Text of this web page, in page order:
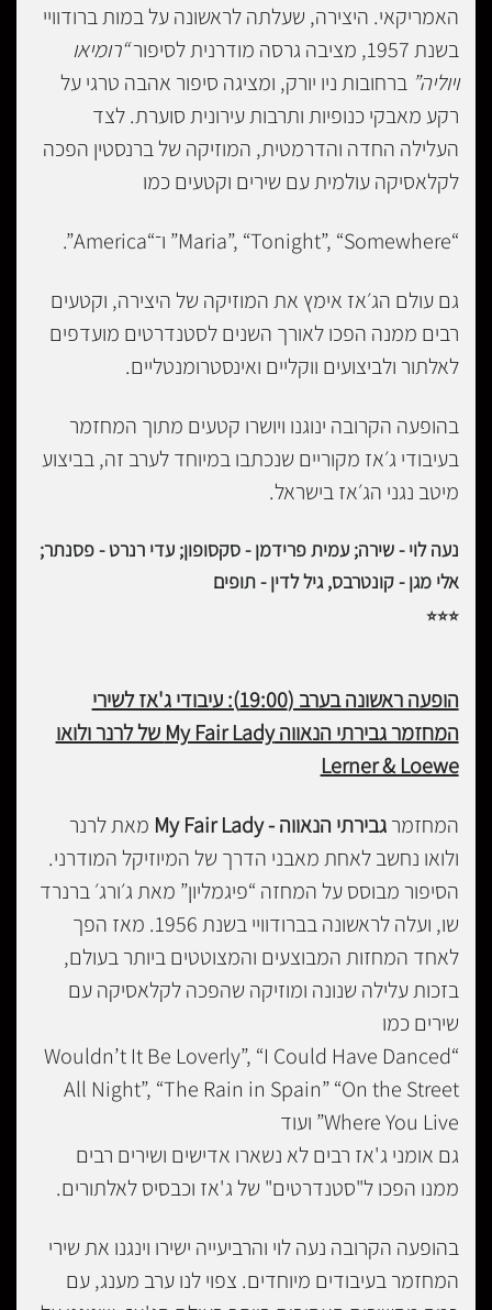
האמריקאי. היצירה, שעלתה לראשונה על במות ברודוויי
בשנת 1957, מציבה גרסה מודרנית לסיפור
“רומיאו
ויוליה” ברחובות ניו יורק, ומציגה סיפור אהבה טרגי על
רקע מאבקי כנופיות ותרבות עירונית סוערת. לצד
העלילה החדה והדרמטית, המוזיקה של ברנסטין הפכה
לקלאסיקה עולמית עם שירים וקטעים כמו
“Maria”, “Tonight”, “Somewhere” ו־“America”.
גם עולם הג׳אז אימץ את המוזיקה של היצירה, וקטעים
רבים ממנה הפכו לאורך השנים לסטנדרטים מועדפים
לאלתור ולביצועים ווקליים ואינסטרומנטליים.
בהופעה הקרובה ינוגנו ויושרו קטעים מתוך המחזמר
בעיבודי ג׳אז מקוריים שנכתבו במיוחד לערב זה, בביצוע
מיטב נגני הג׳אז בישראל.
נעה לוי - שירה; עמית פרידמן - סקסופון; עדי רנרט - פסנתר;
אלי מגן - קונטרבס, גיל לדין - תופים
⭐
⭐
⭐
הופעה ראשונה בערב (19:00): עיבודי ג'אז לשירי
המחזמר גבירתי הנאווה My Fair Lady של לרנר ולואו
Lerner & Loewe
המחזמרגבירתי הנאווה - My Fair Lady
מאת לרנר
ולואו נחשב לאחת מאבני הדרך של המיוזיקל המודרני.
הסיפור מבוסס על המחזה “פיגמליון” מאת ג׳ורג׳ ברנרד
שו, ועלה לראשונה בברודוויי בשנת 1956. מאז הפך
לאחד המחזות המבוצעים והמצוטטים ביותר בעולם,
בזכות עלילה שנונה ומוזיקה שהפכה לקלאסיקה עם
שירים כמו
“Wouldn’t It Be Loverly”, “I Could Have Danced
All Night”, “The Rain in Spain” “On the Street
Where You Live” ועוד
גם אומני ג'אז רבים לא נשארו אדישים ושירים רבים
ממנו הפכו ל"סטנדרטים" של ג'אז וכבסיס לאלתורים.
בהופעה הקרובה נעה לוי והרביעייה ישירו וינגנו את שירי
המחזמר בעיבודים מיוחדים. צפוי לנו ערב מענג, עם